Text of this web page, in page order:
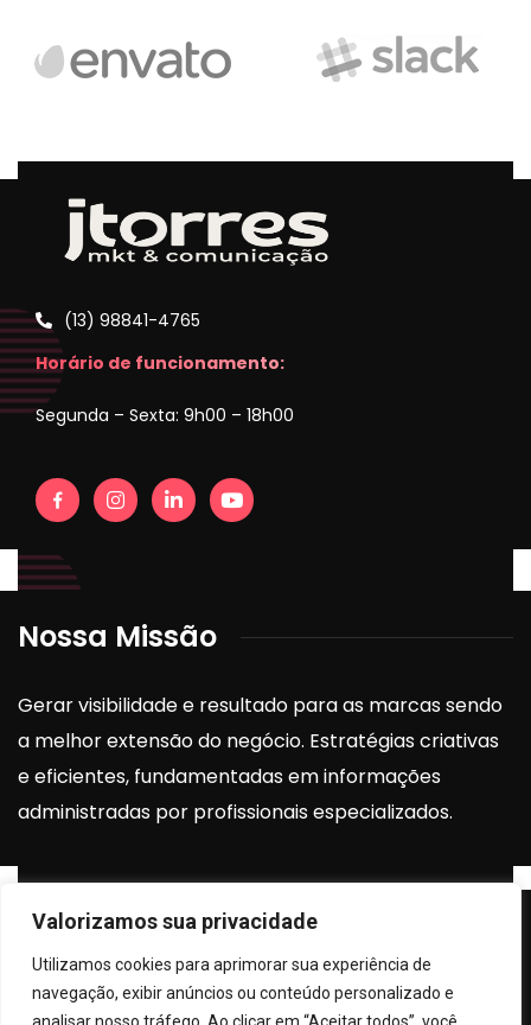
Valorizamos sua privacidade
Utilizamos cookies para aprimorar sua experiência de
navegação, exibir anúncios ou conteúdo personalizado e
(13) 98841-4765
Horário de funcionamento:
Segunda – Sexta: 9h00 – 18h00
Nossa Missão
Gerar visibilidade e resultado para as marcas sendo
a melhor extensão do negócio. Estratégias criativas
e eficientes, fundamentadas em informações
administradas por profissionais especializados.
Instagram
[elfsight_instagram_feed id=”2″]